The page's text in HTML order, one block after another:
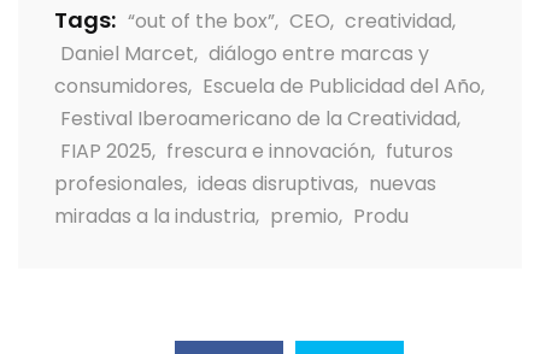
Tags: “out of the box”, CEO, creatividad,
Daniel Marcet, diálogo entre marcas y
consumidores, Escuela de Publicidad del Año,
Festival Iberoamericano de la Creatividad,
FIAP 2025, frescura e innovación, futuros
profesionales, ideas disruptivas, nuevas
miradas a la industria, premio, Produ